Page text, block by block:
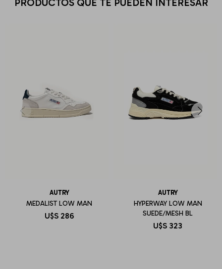
PRODUCTOS QUE TE PUEDEN INTERESAR
AUTRY
MEDALIST LOW MAN
U$S 286
AUTRY
HYPERWAY LOW MAN
SUEDE/MESH BL
U$S 323